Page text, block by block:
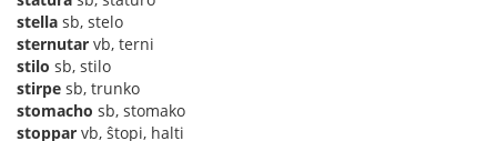
stella sb, stelo
sternutar vb, terni
stilo sb, stilo
stirpe sb, trunko
stomacho sb, stomako
stoppar vb, ŝtopi, halti